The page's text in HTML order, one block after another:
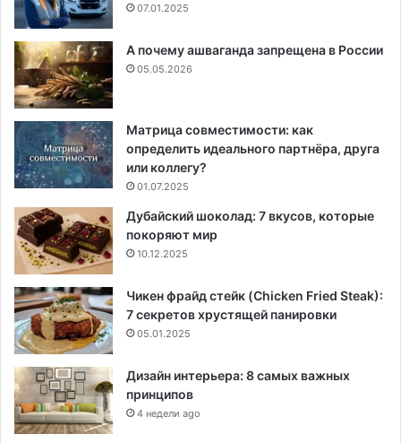
07.01.2025
А почему ашваганда запрещена в России
05.05.2026
Матрица совместимости: как
определить идеального партнёра, друга
или коллегу?
01.07.2025
Дубайский шоколад: 7 вкусов, которые
покоряют мир
10.12.2025
Чикен фрайд стейк (Chicken Fried Steak):
7 секретов хрустящей панировки
05.01.2025
Дизайн интерьера: 8 самых важных
принципов
4 недели ago